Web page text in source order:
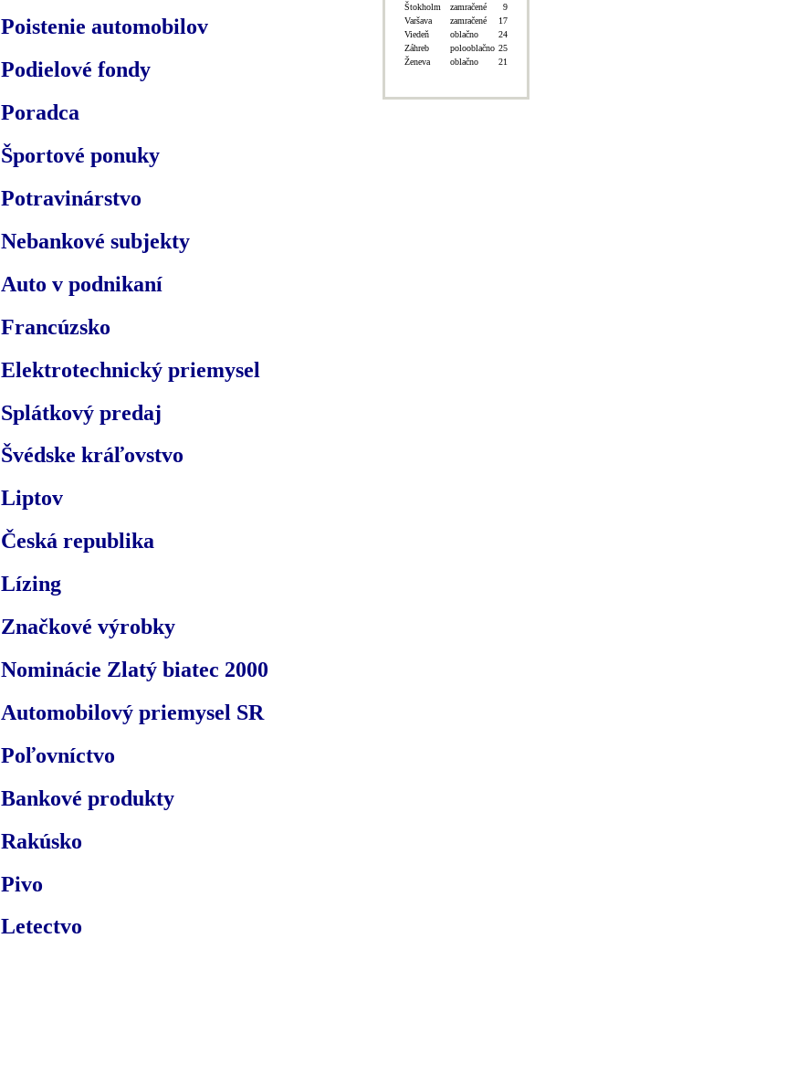
Poistenie automobilov
Podielové fondy
Poradca
Športové ponuky
Potravinárstvo
Nebankové subjekty
Auto v podnikaní
Francúzsko
Elektrotechnický priemysel
Splátkový predaj
Švédske kráľovstvo
Liptov
Česká republika
Lízing
Značkové výrobky
Nominácie Zlatý biatec 2000
Automobilový priemysel SR
Poľovníctvo
Bankové produkty
Rakúsko
Pivo
Letectvo
Štokholm
zamračené
9
Varšava
zamračené
17
Viedeň
oblačno
24
Záhreb
polooblačno 25
Ženeva
oblačno 21